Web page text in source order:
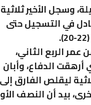
وسجل الأخير ثلاثية
(16-15)، واستمر التبادل في التسجيل حتى
التسجيل في أول 5 دقائق من عمر الربع الثاني،
الدفاع، وأبان
ليقلص الفارق إلى
أخرى، بيد أن النصف